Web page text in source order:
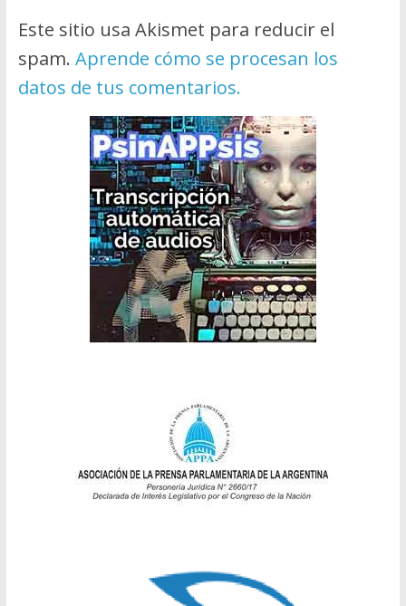
Este sitio usa Akismet para reducir el
spam. Aprende cómo se procesan los
datos de tus comentarios.